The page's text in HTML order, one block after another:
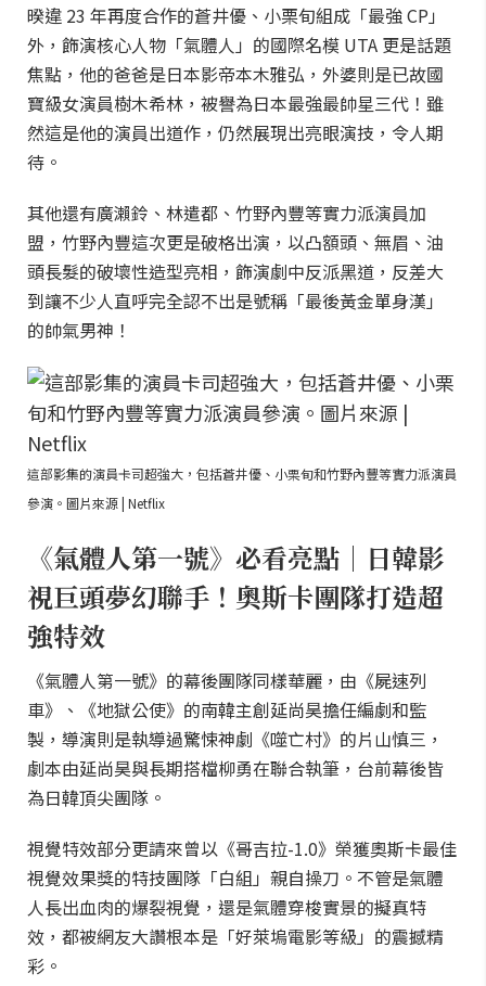
暌違 23 年再度合作的蒼井優、小栗旬組成「最強 CP」
外，飾演核心人物「氣體人」的國際名模 UTA 更是話題
焦點，他的爸爸是日本影帝本木雅弘，外婆則是已故國
寶級女演員樹木希林，被譽為日本最強最帥星三代！雖
然這是他的演員出道作，仍然展現出亮眼演技，令人期
待。
其他還有廣瀨鈴、林遣都、竹野內豐等實力派演員加
盟，竹野內豐這次更是破格出演，以凸額頭、無眉、油
頭長髮的破壞性造型亮相，飾演劇中反派黑道，反差大
到讓不少人直呼完全認不出是號稱「最後黃金單身漢」
的帥氣男神！
這部影集的演員卡司超強大，包括蒼井優、小栗旬和竹野內豐等實力派演員
參演。圖片來源 | Netflix
《氣體人第一號》必看亮點｜日韓影
視巨頭夢幻聯手！奧斯卡團隊打造超
強特效
《氣體人第一號》的幕後團隊同樣華麗，由《屍速列
車》、《地獄公使》的南韓主創延尚昊擔任編劇和監
製，導演則是執導過驚悚神劇《噬亡村》的片山慎三，
劇本由延尚昊與長期搭檔柳勇在聯合執筆，台前幕後皆
為日韓頂尖團隊。
視覺特效部分更請來曾以《哥吉拉-1.0》榮獲奧斯卡最佳
視覺效果獎的特技團隊「白組」親自操刀。不管是氣體
人長出血肉的爆裂視覺，還是氣體穿梭實景的擬真特
效，都被網友大讚根本是「好萊塢電影等級」的震撼精
彩。